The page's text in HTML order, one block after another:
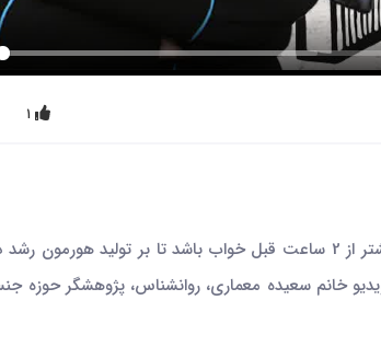
1
میزان مناسب خواب در نوجوانان 8 الی 9.5 ساعت در شبانه روز است گرچه در هرفرد می‌تواند متفاوت باشد. مصرف غذای چرب باید بیشتر از 2
خانم سعیده معماری، روانشناس، پژوهشگر حوزه